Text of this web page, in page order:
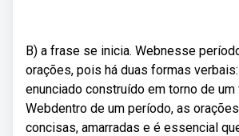
B) a frase se inicia. Webnesse
orações, pois há duas formas
enunciado construído em torno de um
Webdentro de um período, as
concisas, amarradas e é essencial